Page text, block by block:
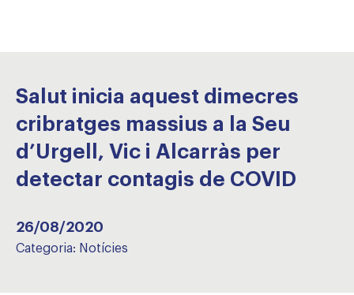
Salut inicia aquest dimecres
cribratges massius a la Seu
d’Urgell, Vic i Alcarràs per
detectar contagis de COVID
26/08/2020
Categoria: Notícies